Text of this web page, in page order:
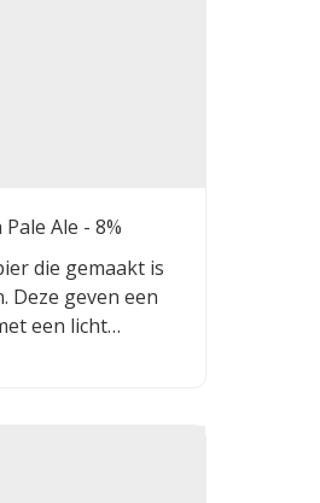
Pale Ale - 8%
die gemaakt is
Deze geven een
een licht